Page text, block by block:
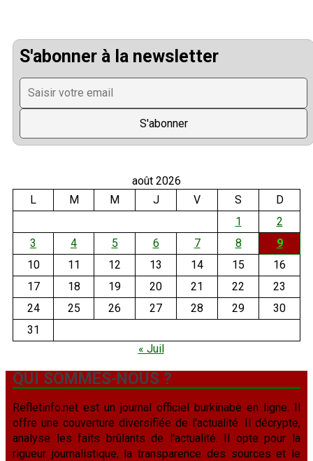
S'abonner à la newsletter
août 2026
L
M M J V S
D
1
2
3
4 5 6 7 8
9
10
11 12 13 14 15
16
17
18 19 20 21 22
23
24
25 26 27 28 29
30
31
« Juil
QUI SOMMES-NOUS ?
Refletinfo.net est un journal officiel burkinabè en ligne. Il
offre une couverture diversifiée de l'actualité. Il décrypte,
analyse les faits brûlants de l'actualité. Il opte pour la
rigueur journalistique, la transparence des sources et le